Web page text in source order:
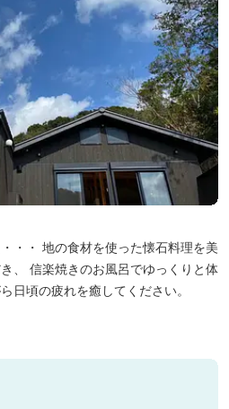
・・ 地の食材を使った懐石料理を美
、 信楽焼きのお風呂でゆっくりと体
日頃の疲れを癒してください。